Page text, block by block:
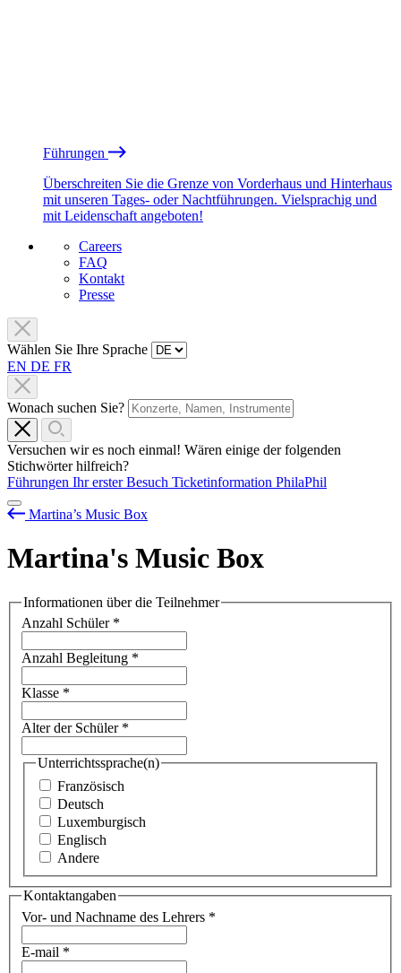
Führungen
Überschreiten Sie die Grenze von Vorderhaus und Hinterhaus
mit unseren Tages- oder Nachtführungen. Vielsprachig und
mit Leidenschaft angeboten!
Careers
FAQ
Kontakt
Presse
Wählen Sie Ihre Sprache
EN DE FR
Wonach suchen Sie?
Versuchen wir es noch einmal! Wären einige der folgenden
Stichwörter hilfreich?
Führungen Ihr erster Besuch Ticketinformation PhilaPhil
Martina’s Music Box
Martina's Music Box
Informationen über die Teilnehmer
Anzahl Schüler *
Anzahl Begleitung *
Klasse *
Alter der Schüler *
Unterrichtssprache(n)
Französisch
Deutsch
Luxemburgisch
Englisch
Andere
Kontaktangaben
Vor- und Nachname des Lehrers *
E-mail *